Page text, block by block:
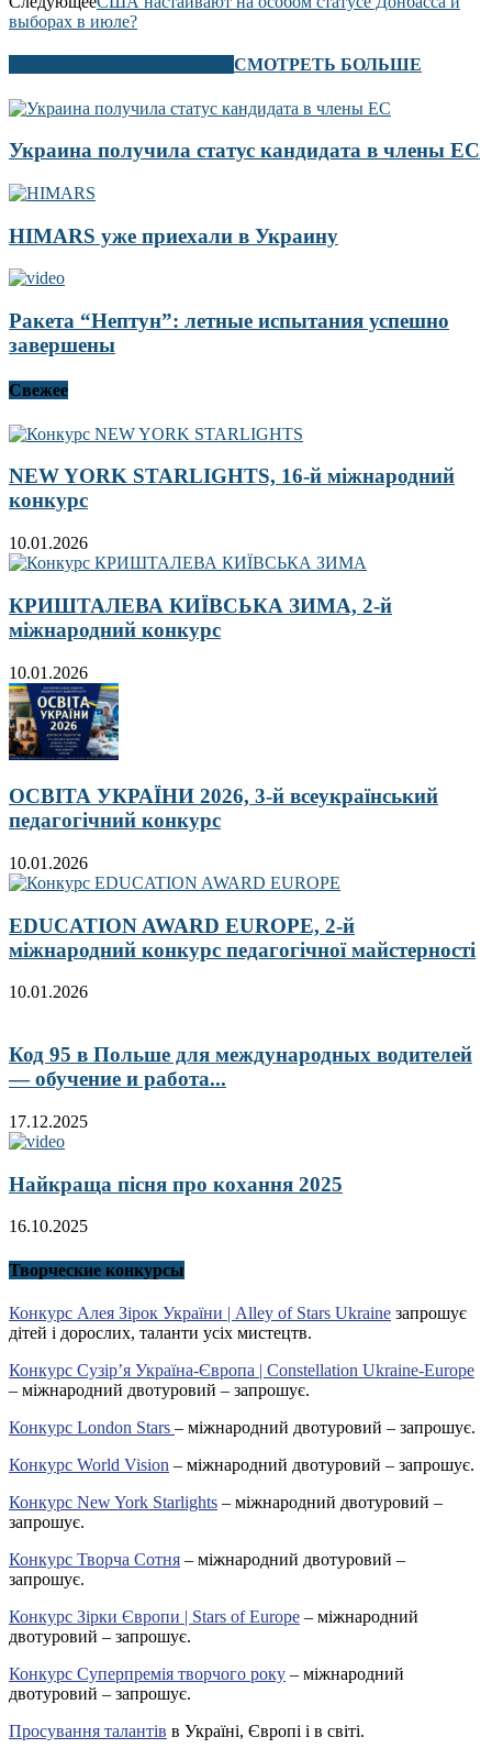
выборах в июле?
СМОТРЕТЬ БОЛЬШЕ
Украина получила статус кандидата в члены ЕС
HIMARS уже приехали в Украину
Ракета “Нептун”: летные испытания успешно
завершены
Свежее
NEW YORK STARLIGHTS, 16-й міжнародний
конкурс
10.01.2026
КРИШТАЛЕВА КИЇВСЬКА ЗИМА, 2-й
міжнародний конкурс
10.01.2026
ОСВІТА УКРАЇНИ 2026, 3-й всеукраїнський
педагогічний конкурс
10.01.2026
EDUCATION AWARD EUROPE, 2-й
міжнародний конкурс педагогічної майстерності
10.01.2026
Код 95 в Польше для международных водителей
— обучение и работа...
17.12.2025
Найкраща пісня про кохання 2025
16.10.2025
Творческие конкурсы
Конкурс Алея Зірок України | Alley of Stars Ukraine запрошує
дітей і дорослих, таланти усіх мистецтв.
Конкурс Сузір’я Україна-Європа | Constellation Ukraine-Europe
– міжнародний двотуровий – запрошує.
Конкурс London Stars – міжнародний двотуровий – запрошує.
Конкурс World Vision – міжнародний двотуровий – запрошує.
Конкурс New York Starlights – міжнародний двотуровий –
запрошує.
Конкурс Творча Сотня – міжнародний двотуровий –
запрошує.
Конкурс Зірки Європи | Stars of Europe – міжнародний
двотуровий – запрошує.
Конкурс Суперпремія творчого року – міжнародний
двотуровий – запрошує.
Просування талантів в Україні, Європі і в світі.